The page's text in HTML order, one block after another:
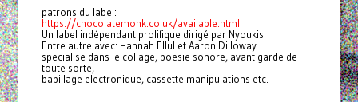
patrons du label:
https://chocolatemonk.co.uk/available.html
Un label indépendant prolifique dirigé par Nyoukis.
Entre autre avec: Hannah Ellul et Aaron Dilloway.
specialise dans le collage, poesie sonore, avant garde de
toute sorte,
babillage electronique, cassette manipulations etc.